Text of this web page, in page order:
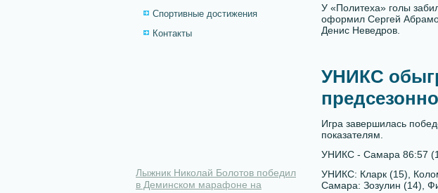
Спортивные достижения
Контакты
Лыжник Николай Болотов победил
в Деминском марафоне на
У «Политеха» голы
оформил Сергей
Денис Неведров.
УНИКС
Игра завершилась
показателям.
УНИКС - Самара 86:57
УНИКС: Кларк (15),
Самара: Зозулин (14),